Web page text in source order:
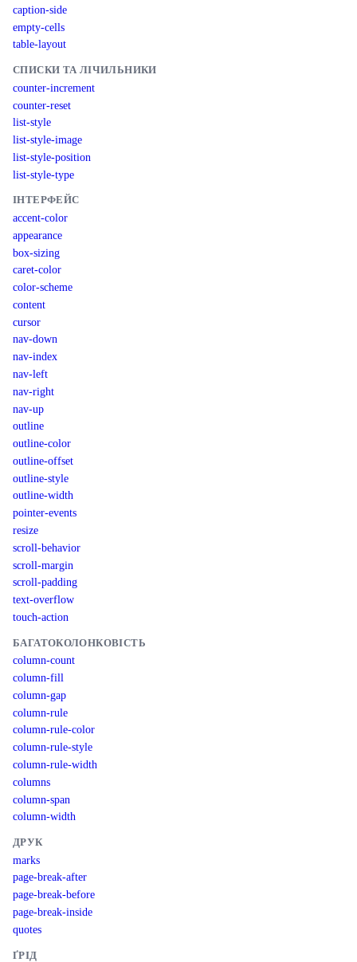
caption-side
empty-cells
table-layout
СПИСКИ ТА ЛІЧИЛЬНИКИ
counter-increment
counter-reset
list-style
list-style-image
list-style-position
list-style-type
ІНТЕРФЕЙС
accent-color
appearance
box-sizing
caret-color
color-scheme
content
cursor
nav-down
nav-index
nav-left
nav-right
nav-up
outline
outline-color
outline-offset
outline-style
outline-width
pointer-events
resize
scroll-behavior
scroll-margin
scroll-padding
text-overflow
touch-action
БАГАТОКОЛОНКОВІСТЬ
column-count
column-fill
column-gap
column-rule
column-rule-color
column-rule-style
column-rule-width
columns
column-span
column-width
ДРУК
marks
page-break-after
page-break-before
page-break-inside
quotes
ҐРІД